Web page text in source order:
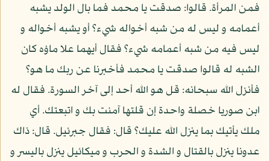
فمن المرأة. قالوا: صدقت يا محمد فما بال الولد يشبه
أعمامه و ليس له من شبه أخواله شيء؟ أو يشبه أخواله و
ليس فيه من شبه أعمامه شيء؟ فقال أيهما علا ماؤه كان
الشبه له قالوا صدقت يا محمد فأخبرنا عن ربك ما هو؟
فأنزل الله سبحانه: قل هو الله أحد إلى آخر السورة. فقال له
ابن صوريا خصلة واحدة إن قلتها آمنت بك و اتبعتك. أي
ملك يأتيك بما ينزل الله عليك؟ قال: فقال جبرئيل. قال: ذاك
عدونا ينزل بالقتال و الشدة و الحرب و ميكائيل ينزل باليسر و